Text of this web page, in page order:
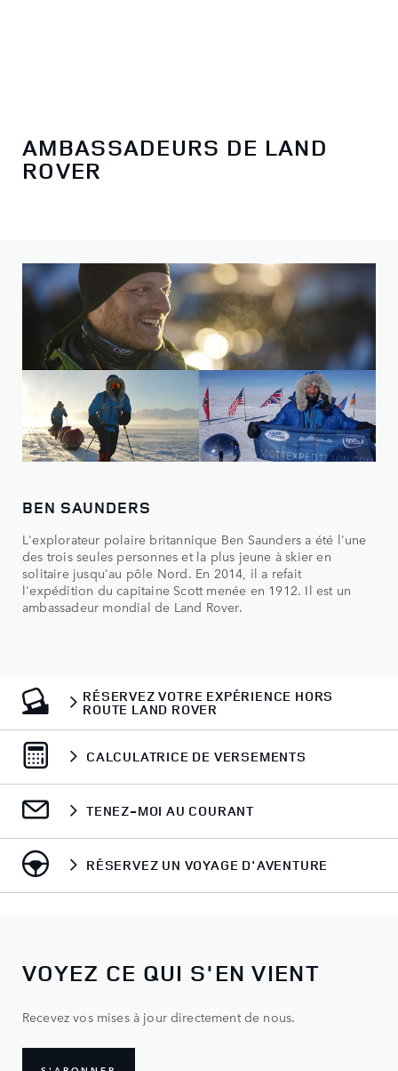
AMBASSADEURS DE LAND
ROVER
BEN SAUNDERS
L'explorateur polaire britannique Ben Saunders a été l'une
des trois seules personnes et la plus jeune à skier en
solitaire jusqu'au pôle Nord. En 2014, il a refait
l'expédition du capitaine Scott menée en 1912. Il est un
ambassadeur mondial de Land Rover.
RÉSERVEZ VOTRE EXPÉRIENCE HORS
ROUTE LAND ROVER
CALCULATRICE DE VERSEMENTS
TENEZ-MOI AU COURANT
RÉSERVEZ UN VOYAGE D'AVENTURE
VOYEZ CE QUI S'EN VIENT
Recevez vos mises à jour directement de nous.